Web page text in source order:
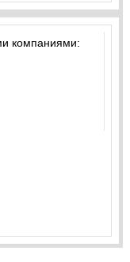
компаниями: